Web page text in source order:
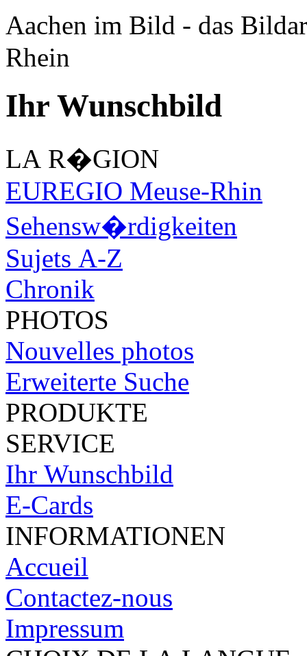
Aachen im Bild - das
Rhein
Ihr Wunschbild
LA R�GION
EUREGIO Meuse-Rhin
Sehensw�rdigkeiten
Sujets A-Z
Chronik
PHOTOS
Nouvelles photos
Erweiterte Suche
PRODUKTE
SERVICE
Ihr Wunschbild
E-Cards
INFORMATIONEN
Accueil
Contactez-nous
Impressum